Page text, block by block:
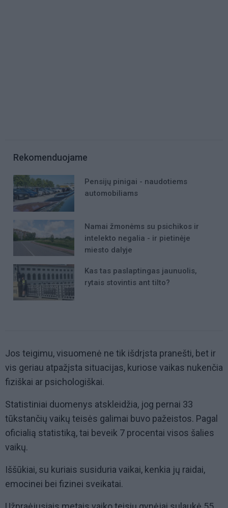
Rekomenduojame
Pensijų pinigai - naudotiems
automobiliams
Namai žmonėms su psichikos ir
intelekto negalia - ir pietinėje
miesto dalyje
Kas tas paslaptingas jaunuolis,
rytais stovintis ant tilto?
Jos teigimu, visuomenė ne tik išdrįsta pranešti, bet ir
vis geriau atpažįsta situacijas, kuriose vaikas nukenčia
fiziškai ar psichologiškai.
Statistiniai duomenys atskleidžia, jog pernai 33
tūkstančių vaikų teisės galimai buvo pažeistos. Pagal
oficialią statistiką, tai beveik 7 procentai visos šalies
vaikų.
Iššūkiai, su kuriais susiduria vaikai, kenkia jų raidai,
emocinei bei fizinei sveikatai.